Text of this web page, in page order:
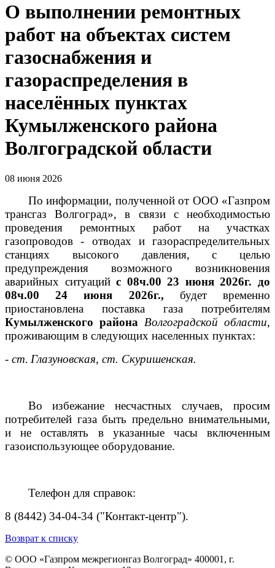
О выполнении ремонтных
работ на объектах систем
газоснабжения и
газораспределения в
населённых пунктах
Кумылженского района
Волгоградской области
08 июня 2026
По информации, полученной от ООО «Газпром
трансгаз Волгоград», в связи с необходимостью
проведения ремонтных работ на участках
газопроводов - отводах и газораспределительных
станциях высокого давления, с целью
предупреждения возможного возникновения
аварийных ситуацийс 08ч.00 23 июня 2026г. до
08ч.00 24 июня 2026г., будет временно
приостановлена поставка газа потребителям
Кумылженского района Волгоградской области,
проживающим в следующих населенных пунктах:
- ст. Глазуновская, ст. Скуришенская.
Во избежание несчастных случаев, просим
потребителей газа быть предельно внимательными,
и не оставлять в указанные часы включенным
газоиспользующее оборудование.
Телефон для справок:
8 (8442) 34-04-34 ("Контакт-центр").
Возврат к списку
© ООО «Газпром межрегионгаз Волгоград» 400001, г.